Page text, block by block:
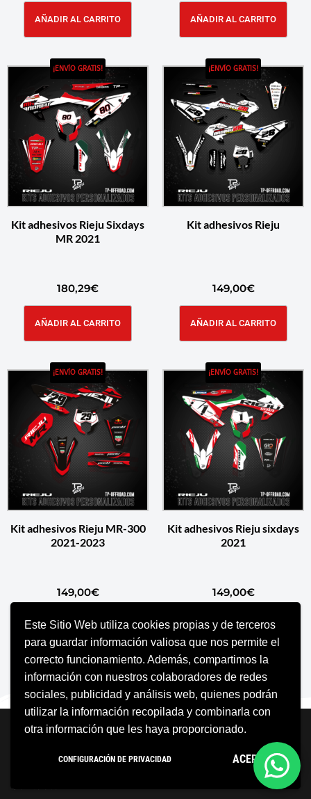
Este Sitio Web utiliza cookies propias y de terceros
para guardar información valiosa que nos permite el
correcto funcionamiento. Además, compartimos la
información con nuestros colaboradores de redes
sociales, publicidad y análisis web, quienes podrán
utilizar la información recopilada y combinarla con
otra información que les haya proporcionado.
CONFIGURACIÓN DE PRIVACIDAD ACEPTO
AÑADIR AL CARRITO AÑADIR AL CARRITO
¡ENVÍO GRATIS!
Kit adhesivos Rieju Sixdays
MR 2021
180,29€
AÑADIR AL CARRITO
¡ENVÍO GRATIS!
Kit adhesivos Rieju
149,00€
AÑADIR AL CARRITO
¡ENVÍO GRATIS!
Kit adhesivos Rieju MR-300
2021-2023
149,00€
AÑADIR AL CARRITO
¡ENVÍO GRATIS!
Kit adhesivos Rieju sixdays
2021
149,00€
AÑADIR AL CARRITO
Neve | Funciona gracias a WordPress
Condiciones Generales